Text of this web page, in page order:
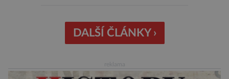
křišťálovou kouli, ze které umělá inteligence
věštila, které technologie v dohledné
Za vším stojí australští výzkumníci, kteří pomocí
DALŠÍ ČLÁNKY ›